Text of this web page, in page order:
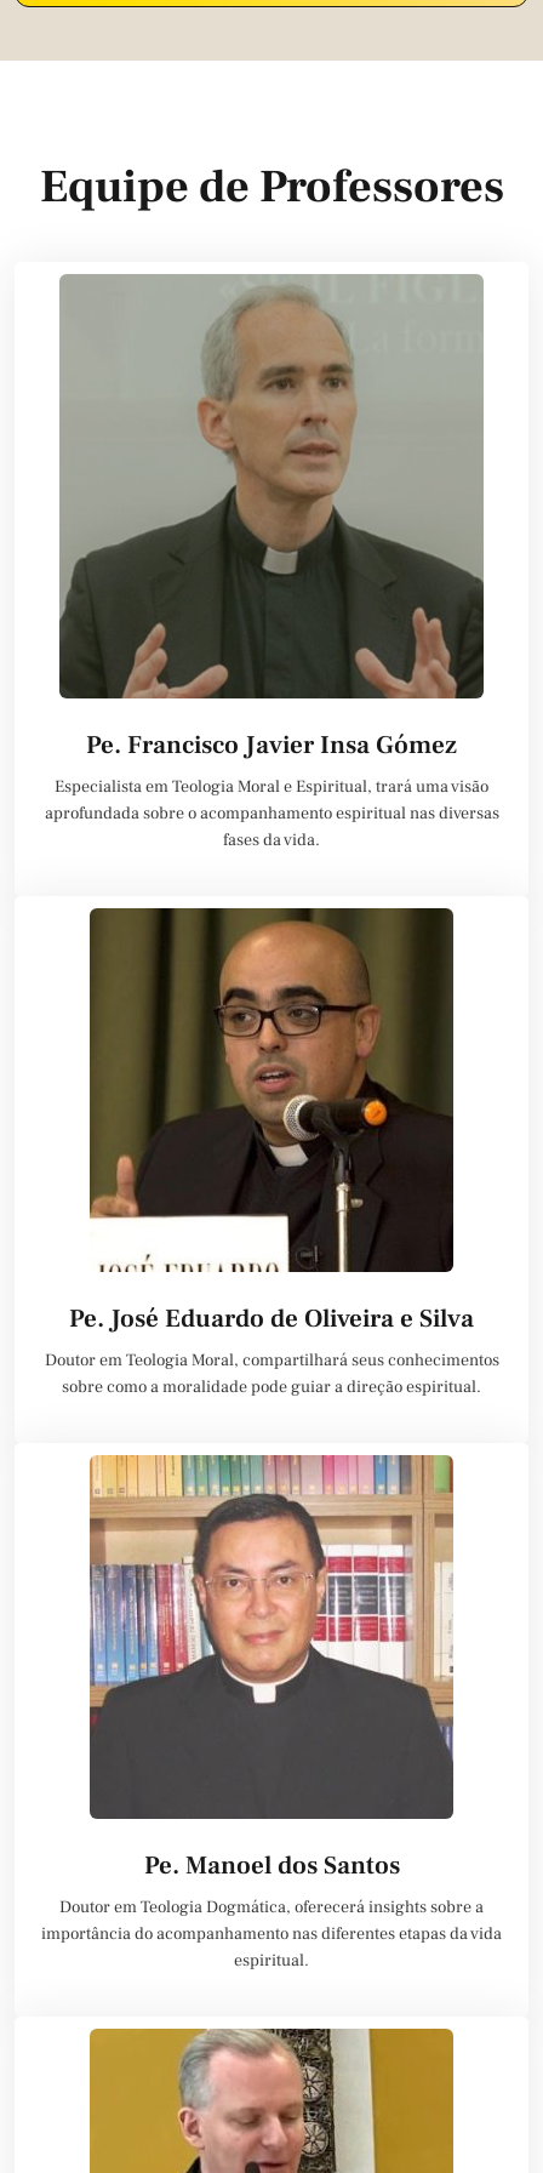
Equipe de Professores
Pe. Francisco Javier Insa Gómez
Especialista em Teologia Moral e Espiritual, trará uma visão
aprofundada sobre o acompanhamento espiritual nas diversas
fases da vida.
Pe. José Eduardo de Oliveira e Silva
Doutor em Teologia Moral, compartilhará seus conhecimentos
sobre como a moralidade pode guiar a direção espiritual.
Pe. Manoel dos Santos
Doutor em Teologia Dogmática, oferecerá insights sobre a
importância do acompanhamento nas diferentes etapas da vida
espiritual.